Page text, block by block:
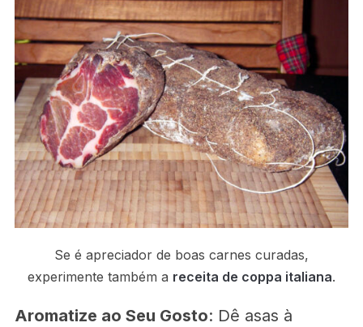
Se é apreciador de boas carnes curadas,
experimente também a receita de coppa italiana.
Aromatize ao Seu Gosto: Dê asas à